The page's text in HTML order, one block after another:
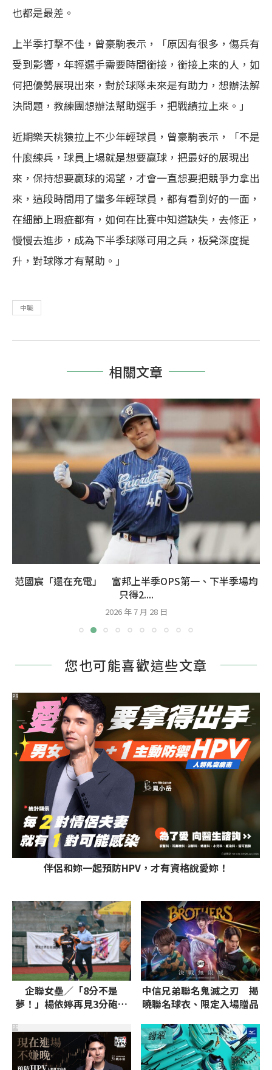
也都是最差。
上半季打擊不佳，曾豪駒表示，「原因有很多，傷兵有
受到影響，年輕選手需要時間銜接，銜接上來的人，如
何把優勢展現出來，對於球隊未來是有助力，想辦法解
決問題，教練團想辦法幫助選手，把戰績拉上來。」
近期樂天桃猿拉上不少年輕球員，曾豪駒表示，「不是
什麼練兵，球員上場就是想要贏球，把最好的展現出
來，保持想要贏球的渴望，才會一直想要把競爭力拿出
來，這段時間用了蠻多年輕球員，都有看到好的一面，
在細節上瑕疵都有，如何在比賽中知道缺失，去修正，
慢慢去進步，成為下半季球隊可用之兵，板凳深度提
升，對球隊才有幫助。」
中職
相關文章
范國宸「還在充電」 富邦上半季OPS第一、下半季場均
只得2....
2026 年 7 月 28 日
您也可能喜歡這些文章
伴侶和妳一起預防HPV，才有資格說愛妳！
PR
企聯女壘／「8分不是
夢！」楊依婷再見3分砲
轉
中信兄弟聯名鬼滅之刃 揭
曉聯名球衣、限定入場贈品
PR